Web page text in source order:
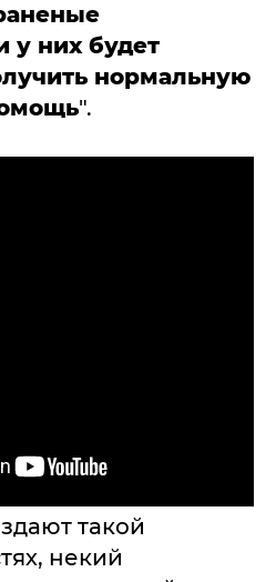
у них будет
нормальную
".
такой
некий